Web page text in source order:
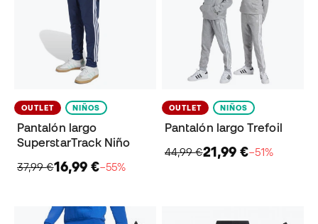
OUTLET NIÑOS
Pantalón largo
SuperstarTrack Niño
37,99 €16,99 €−55%
OUTLET NIÑOS
Pantalón largo Trefoil
44,99 €21,99 €−51%